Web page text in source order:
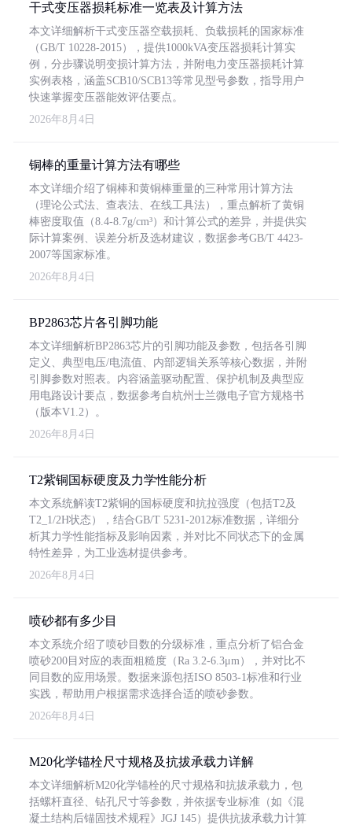
干式变压器损耗标准一览表及计算方法
本文详细解析干式变压器空载损耗、负载损耗的国家标准
（GB/T 10228-2015），提供1000kVA变压器损耗计算实
例，分步骤说明变损计算方法，并附电力变压器损耗计算
实例表格，涵盖SCB10/SCB13等常见型号参数，指导用户
快速掌握变压器能效评估要点。
2026年8月4日
铜棒的重量计算方法有哪些
本文详细介绍了铜棒和黄铜棒重量的三种常用计算方法
（理论公式法、查表法、在线工具法），重点解析了黄铜
棒密度取值（8.4-8.7g/cm³）和计算公式的差异，并提供实
际计算案例、误差分析及选材建议，数据参考GB/T 4423-
2007等国家标准。
2026年8月4日
BP2863芯片各引脚功能
本文详细解析BP2863芯片的引脚功能及参数，包括各引脚
定义、典型电压/电流值、内部逻辑关系等核心数据，并附
引脚参数对照表。内容涵盖驱动配置、保护机制及典型应
用电路设计要点，数据参考自杭州士兰微电子官方规格书
（版本V1.2）。
2026年8月4日
T2紫铜国标硬度及力学性能分析
本文系统解读T2紫铜的国标硬度和抗拉强度（包括T2及
T2_1/2H状态），结合GB/T 5231-2012标准数据，详细分
析其力学性能指标及影响因素，并对比不同状态下的金属
特性差异，为工业选材提供参考。
2026年8月4日
喷砂都有多少目
本文系统介绍了喷砂目数的分级标准，重点分析了铝合金
喷砂200目对应的表面粗糙度（Ra 3.2-6.3μm），并对比不
同目数的应用场景。数据来源包括ISO 8503-1标准和行业
实践，帮助用户根据需求选择合适的喷砂参数。
2026年8月4日
M20化学锚栓尺寸规格及抗拔承载力详解
本文详细解析M20化学锚栓的尺寸规格和抗拔承载力，包
括螺杆直径、钻孔尺寸等参数，并依据专业标准（如《混
凝土结构后锚固技术规程》JGJ 145）提供抗拔承载力计算